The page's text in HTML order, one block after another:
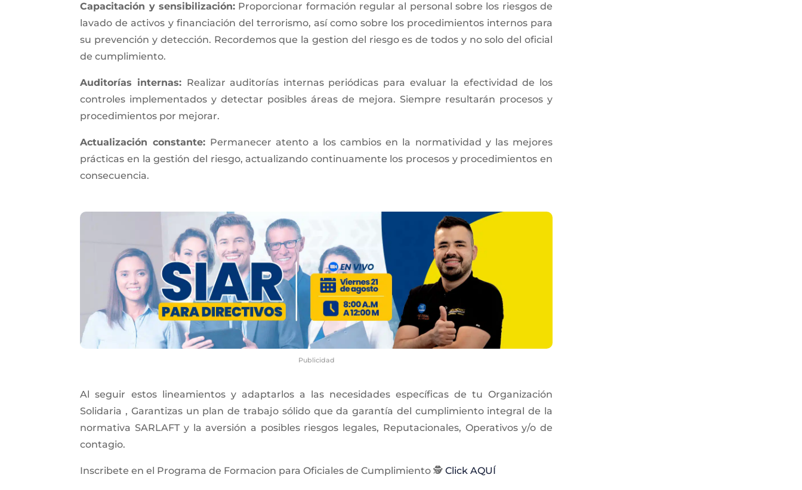
Capacitación y sensibilización: Proporcionar formación regular al personal sobre los riesgos de
lavado de activos y financiación del terrorismo, así como sobre los procedimientos internos para
su prevención y detección. Recordemos que la gestion del riesgo es de todos y no solo del oficial
de cumplimiento.
Auditorías internas: Realizar auditorías internas periódicas para evaluar la efectividad de los
controles implementados y detectar posibles áreas de mejora. Siempre resultarán procesos y
procedimientos por mejorar.
Actualización constante: Permanecer atento a los cambios en la normatividad y las mejores
prácticas en la gestión del riesgo, actualizando continuamente los procesos y procedimientos en
consecuencia.
Publicidad
Al seguir estos lineamientos y adaptarlos a las necesidades específicas de tu Organización
Solidaria , Garantizas un plan de trabajo sólido que da garantía del cumplimiento integral de la
normativa SARLAFT y la aversión a posibles riesgos legales, Reputacionales, Operativos y/o de
contagio.
Inscribete en el Programa de Formacion para Oficiales de Cumplimiento 🕵️Click AQUÍ